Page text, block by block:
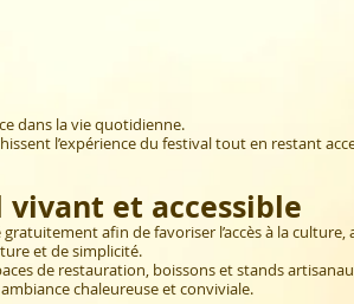
dans la vie quotidienne.
l’expérience du festival tout en restant
vivant et accessible
afin de favoriser l’accès à la
et de simplicité.
de restauration, boissons et stands
chaleureuse et conviviale.